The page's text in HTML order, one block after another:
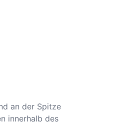
an der Spitze
innerhalb des